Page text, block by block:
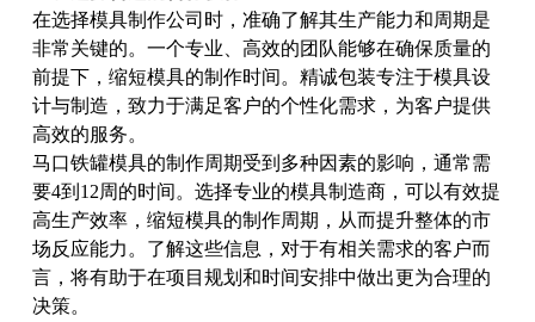
在选择模具制作公司时，准确了解其生产能力和周期是
非常关键的。一个专业、高效的团队能够在确保质量的
前提下，缩短模具的制作时间。精诚包装专注于模具设
计与制造，致力于满足客户的个性化需求，为客户提供
高效的服务。
马口铁罐模具的制作周期受到多种因素的影响，通常需
要4到12周的时间。选择专业的模具制造商，可以有效提
高生产效率，缩短模具的制作周期，从而提升整体的市
场反应能力。了解这些信息，对于有相关需求的客户而
言，将有助于在项目规划和时间安排中做出更为合理的
决策。